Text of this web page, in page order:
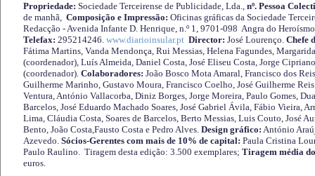
Propriedade: Sociedade Terceirense de Publicidade, Lda., nº. Pessoa
de manhã, Composição e Impressão: Oficinas gráficas da Sociedade
Redacção - Avenida Infante D. Henrique, n.º 1, 9701-098 Angra do
Telefax: 295214246. www.diarioinsular.pt Director: José Lourenço. Chefe
Fátima Martins, Vanda Mendonça, Rui Messias, Helena Fagundes,
(coordenador), Luís Almeida, Daniel Costa, José Eliseu Costa, Jorge
(coordenador). Colaboradores: João Bosco Mota Amaral, Francisco dos
Guilherme Marinho, Gustavo Moura, Francisco Coelho, José Guilherme
Ventura, António Vallacorba, Diniz Borges, Jorge Moreira, Paulo Gomes,
Barcelos, José Eduardo Machado Soares, José Gabriel Ávila, Fábio Vieira,
Lima, Cláudia Costa, Soares de Barcelos, Berto Messias, Luis Couto, José
Bento, João Costa,Fausto Costa e Pedro Alves. Design gráfico: António
Azevedo. Sócios-Gerentes com mais de 10% de capital: Paula Cristina
Paulo Raulino. Tiragem desta edição: 3.500 exemplares; Tiragem média
euros.